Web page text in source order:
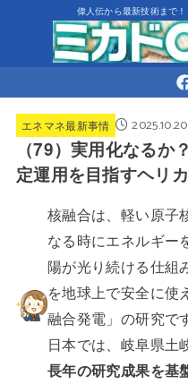
偉人伝から最新技術まで
エネマネ最新事情 2025.10.20
（79）実用化なるか
定運用を目指すヘリ
核融合は、軽い原子
なる時にエネルギー
陽が光り続ける仕組
を地球上で安全に使
融合発電」の研究で
日本では、岐阜県土
長年の研究成果を基